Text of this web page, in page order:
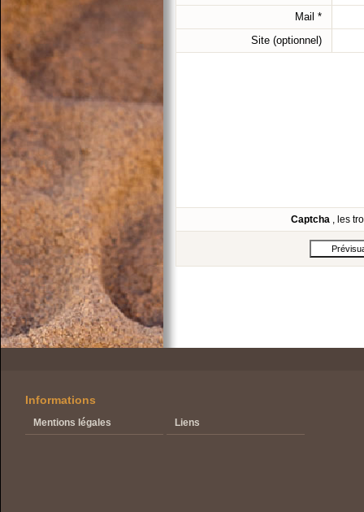
Mail *
Site (optionnel)
Captcha , les
Informations
Mentions légales Liens